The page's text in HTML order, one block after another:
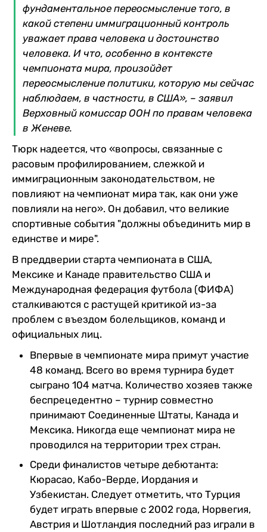
фундаментальное переосмысление того, в
какой степени иммиграционный контроль
уважает права человека и достоинство
человека. И что, особенно в контексте
чемпионата мира, произойдет
переосмысление политики, которую мы сейчас
наблюдаем, в частности, в США», – заявил
Верховный комиссар ООН по правам человека
в Женеве.
Тюрк надеется, что «вопросы, связанные с
расовым профилированием, слежкой и
иммиграционным законодательством, не
повлияют на чемпионат мира так, как они уже
повлияли на него». Он добавил, что великие
спортивные события "должны объединить мир в
единстве и мире".
В преддверии старта чемпионата в США,
Мексике и Канаде правительство США и
Международная федерация футбола (ФИФА)
сталкиваются с растущей критикой из-за
проблем с въездом болельщиков, команд и
официальных лиц.
Впервые в чемпионате мира примут участие
48 команд. Всего во время турнира будет
сыграно 104 матча. Количество хозяев также
беспрецедентно – турнир совместно
принимают Соединенные Штаты, Канада и
Мексика. Никогда еще чемпионат мира не
проводился на территории трех стран.
Среди финалистов четыре дебютанта:
Кюрасао, Кабо-Верде, Иордания и
Узбекистан. Следует отметить, что Турция
будет играть впервые с 2002 года, Норвегия,
Австрия и Шотландия последний раз играли в